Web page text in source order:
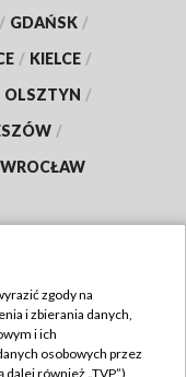
/ GDAŃSK /
/ KIELCE /
OLSZTYN /
/
WROCŁAW
zgody na
i zbierania danych,
i ich
osobowych przez
również „TVP”),